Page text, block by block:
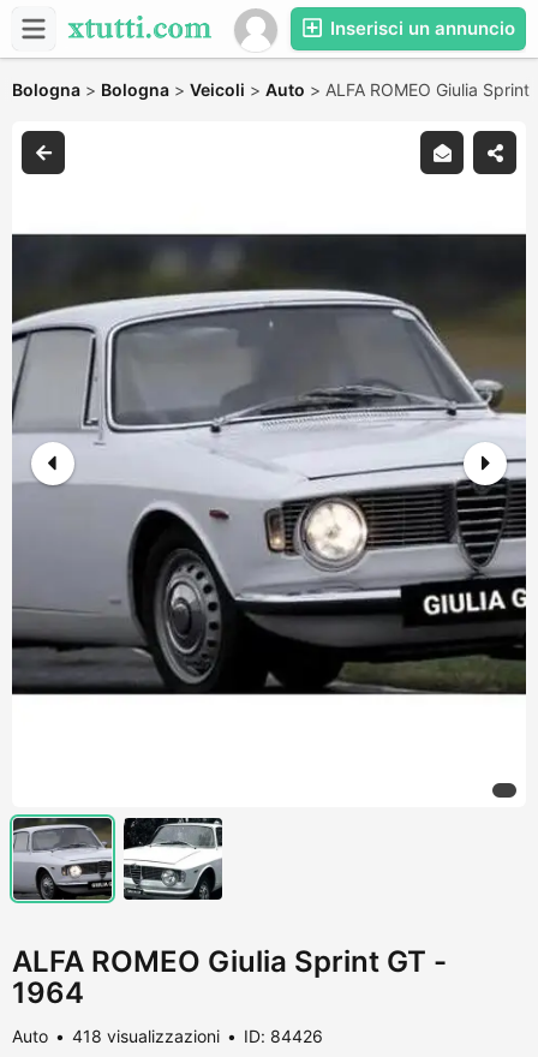
Inserisci un annuncio
Bologna > Bologna > Veicoli > Auto > ALFA ROMEO Giulia
ALFA ROMEO Giulia Sprint GT -
1964
Auto 418 visualizzazioni ID: 84426